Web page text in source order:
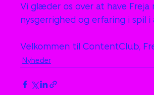
Vi glæder os over at have
nysgerrighed og erfaring i spil
Velkommen til ContentClub,
Nyheder